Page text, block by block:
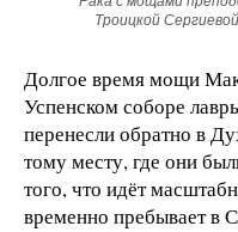
Троицкой
Долгое время мощи
Успенском соборе
перенесли обратно в
тому месту, где они
того, что идёт
временно пребывает в